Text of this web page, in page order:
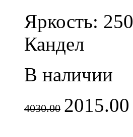
Яркость: 250
Кандел
В наличии
4030.00 2015.00